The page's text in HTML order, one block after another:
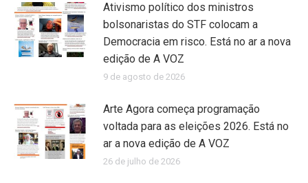
Ativismo político dos ministros
bolsonaristas do STF colocam a
Democracia em risco. Está no ar a nova
edição de A VOZ
9 de agosto de 2026
Arte Agora começa programação
voltada para as eleições 2026. Está no
ar a nova edição de A VOZ
26 de julho de 2026